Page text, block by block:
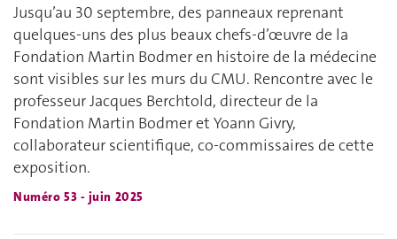
Jusqu’au 30 septembre, des panneaux reprenant
quelques-uns des plus beaux chefs-d’œuvre de la
Fondation Martin Bodmer en histoire de la médecine
sont visibles sur les murs du CMU. Rencontre avec le
professeur Jacques Berchtold, directeur de la
Fondation Martin Bodmer et Yoann Givry,
collaborateur scientifique, co-commissaires de cette
exposition.
Numéro 53 - juin 2025